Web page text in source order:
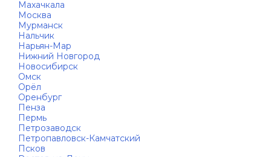
Махачкала
Москва
Мурманск
Нальчик
Нарьян-Мар
Нижний Новгород
Новосибирск
Омск
Орёл
Оренбург
Пенза
Пермь
Петрозаводск
Петропавловск-Камчатский
Псков